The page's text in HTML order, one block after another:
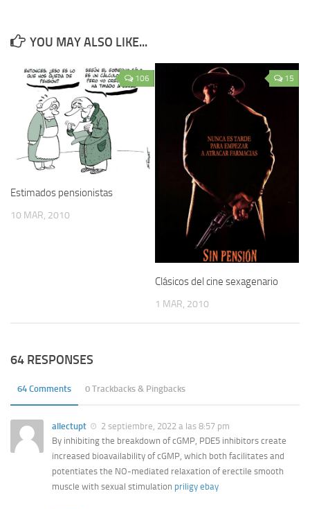
YOU MAY ALSO LIKE...
106
Estimados pensionistas
10 MAR, 2010
15
Clásicos del cine sexagenario
1 MAR, 2010
64 RESPONSES
64 Comments 0 Trackbacks & Pingbacks
allectupt
2 septiembre, 2022 a las 8:57 pm
By inhibiting the breakdown of cGMP, PDE5 inhibitors create
increased bioavailability of cGMP, which both facilitates and
potentiates the NO-mediated relaxation of erectile smooth
muscle with sexual stimulation priligy ebay